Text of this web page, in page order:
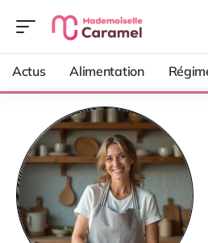
Actus Alimentation